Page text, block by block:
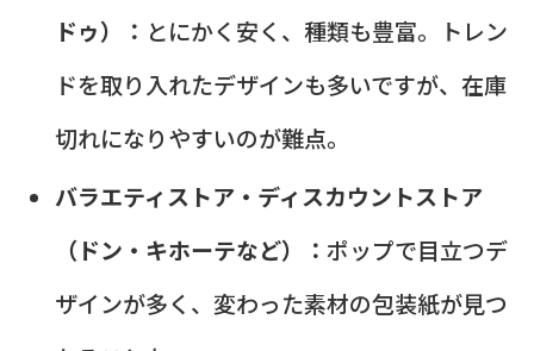
ドゥ）： とにかく安く、種類も豊富。トレン
ドを取り入れたデザインも多いですが、在庫
切れになりやすいのが難点。
バラエティストア・ディスカウントストア
（ドン・キホーテなど）： ポップで目立つデ
ザインが多く、変わった素材の包装紙が見つ